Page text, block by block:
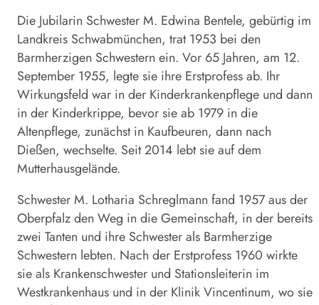
Die Jubilarin Schwester M. Edwina Bentele, gebürtig im
Landkreis Schwabmünchen, trat 1953 bei den
Barmherzigen Schwestern ein. Vor 65 Jahren, am 12.
September 1955, legte sie ihre Erstprofess ab. Ihr
Wirkungsfeld war in der Kinderkrankenpflege und dann
in der Kinderkrippe, bevor sie ab 1979 in die
Altenpflege, zunächst in Kaufbeuren, dann nach
Dießen, wechselte. Seit 2014 lebt sie auf dem
Mutterhausgelände.
Schwester M. Lotharia Schreglmann fand 1957 aus der
Oberpfalz den Weg in die Gemeinschaft, in der bereits
zwei Tanten und ihre Schwester als Barmherzige
Schwestern lebten. Nach der Erstprofess 1960 wirkte
sie als Krankenschwester und Stationsleiterin im
Westkrankenhaus und in der Klinik Vincentinum, wo sie